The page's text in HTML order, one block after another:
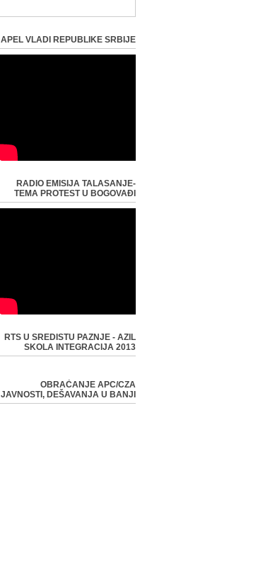
APEL VLADI REPUBLIKE SRBIJE
RADIO EMISIJA TALASANJE-
TEMA PROTEST U BOGOVAĐI
RTS U SREDISTU PAZNJE - AZIL
SKOLA INTEGRACIJA 2013
OBRAĆANJE APC/CZA
JAVNOSTI, DEŠAVANJA U BANJI